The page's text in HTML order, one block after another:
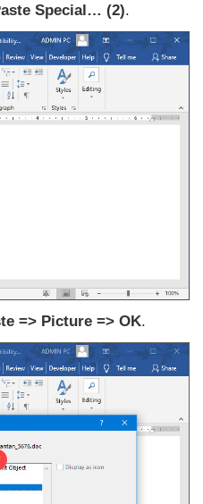
Special… (2).
=> Picture => OK.